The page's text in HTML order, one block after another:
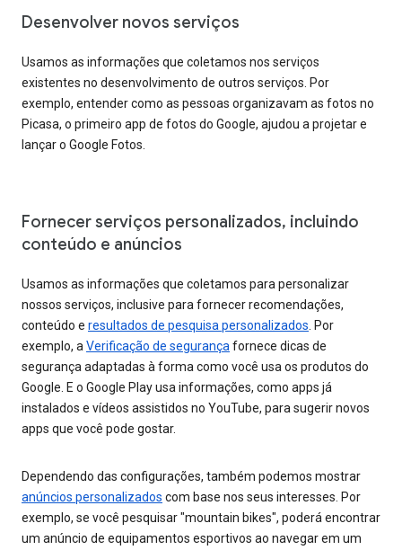
Desenvolver novos serviços
Usamos as informações que coletamos nos serviços
existentes no desenvolvimento de outros serviços. Por
exemplo, entender como as pessoas organizavam as fotos no
Picasa, o primeiro app de fotos do Google, ajudou a projetar e
lançar o Google Fotos.
Fornecer serviços personalizados, incluindo
conteúdo e anúncios
Usamos as informações que coletamos para personalizar
nossos serviços, inclusive para fornecer recomendações,
conteúdo e resultados de pesquisa personalizados . Por
exemplo, a Verificação de segurança fornece dicas de
segurança adaptadas à forma como você usa os produtos do
Google. E o Google Play usa informações, como apps já
instalados e vídeos assistidos no YouTube, para sugerir novos
apps que você pode gostar.
Dependendo das configurações, também podemos mostrar
anúncios personalizados com base nos seus interesses. Por
exemplo, se você pesquisar "mountain bikes", poderá encontrar
um anúncio de equipamentos esportivos ao navegar em um